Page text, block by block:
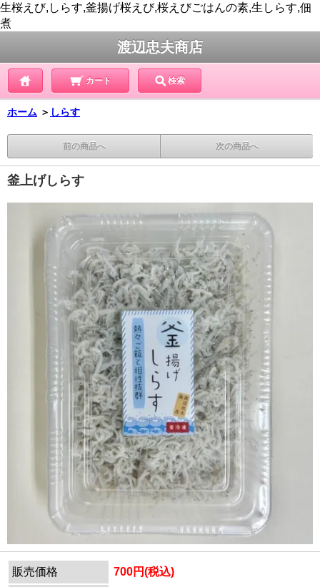
生桜えび,しらす,釜揚げ桜えび,桜えびごはんの素,生しらす,佃
煮
渡辺忠夫商店
カート 検索
ホーム ＞ しらす
前の商品へ 次の商品へ
釜上げしらす
販売価格 700円(税込)